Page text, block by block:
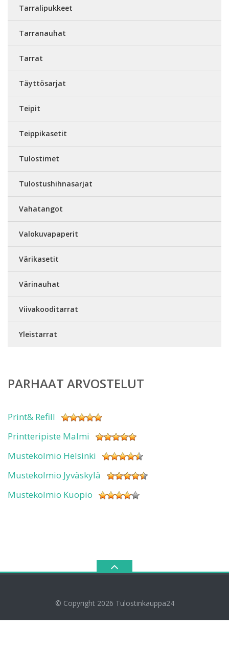
Tarralipukkeet
Tarranauhat
Tarrat
Täyttösarjat
Teipit
Teippikasetit
Tulostimet
Tulostushihnasarjat
Vahatangot
Valokuvapaperit
Värikasetit
Värinauhat
Viivakooditarrat
Yleistarrat
PARHAAT ARVOSTELUT
Print& Refill
Printteripiste Malmi
Mustekolmio Helsinki
Mustekolmio Jyväskylä
Mustekolmio Kuopio
© Copyright 2026 Tulostinkauppa24